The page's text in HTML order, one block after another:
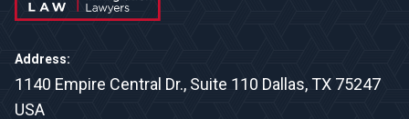
Address:
1140 Empire Central Dr., Suite 110 Dallas, TX 75247
USA